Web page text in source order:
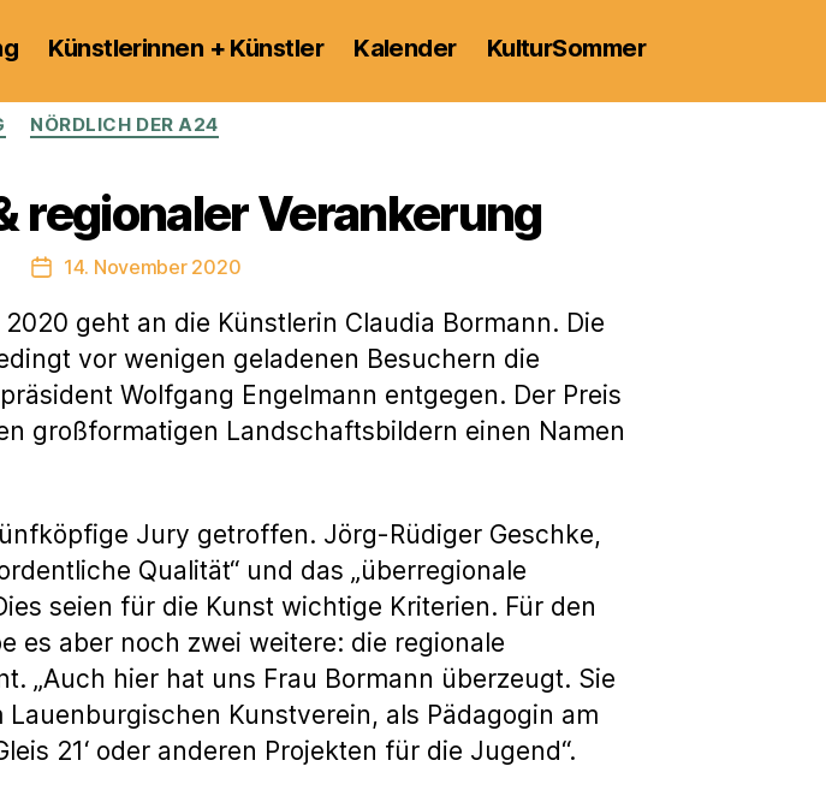
Künstlerinnen + Künstler Kalender KulturSommer
Kategorien
NÖRDLICH DER A24
regionaler Verankerung
Veröffentlichungsdatum
14. November 2020
geht an die Künstlerin Claudia Bormann. Die
vor wenigen geladenen Besuchern die
Wolfgang Engelmann entgegen. Der Preis
großformatigen Landschaftsbildern einen Namen
Jury getroffen. Jörg-Rüdiger Geschke,
Qualität“ und das „überregionale
seien für die Kunst wichtige Kriterien. Für den
es aber noch zwei weitere: die regionale
„Auch hier hat uns Frau Bormann überzeugt. Sie
Kunstverein, als Pädagogin am
21‘ oder anderen Projekten für die Jugend“.